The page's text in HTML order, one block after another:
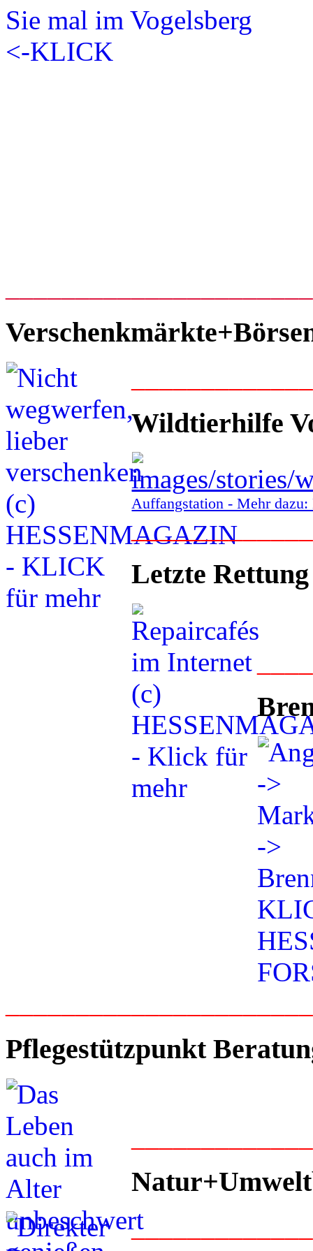
Wildtierhilfe
Auffangstation - Mehr
Letzte
Pflegestützpunkt